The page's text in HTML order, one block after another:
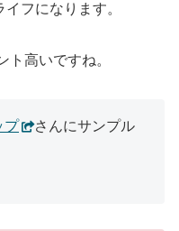
フになります。
ト高いですね。
プ
さんにサンプル